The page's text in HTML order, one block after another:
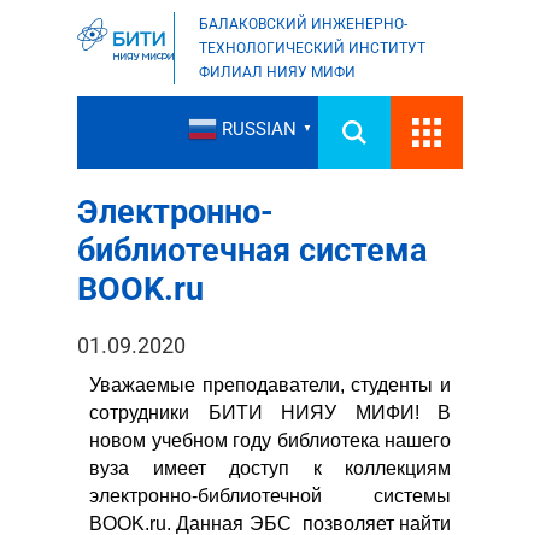
БАЛАКОВСКИЙ ИНЖЕНЕРНО-
ТЕХНОЛОГИЧЕСКИЙ ИНСТИТУТ
ФИЛИАЛ НИЯУ МИФИ
RUSSIAN ▼
Электронно-
библиотечная система
BOOK.ru
01.09.2020
Уважаемые преподаватели, студенты и
сотрудники БИТИ НИЯУ МИФИ! В
новом учебном году библиотека нашего
вуза имеет доступ к коллекциям
электронно-библиотечной системы
BOOK.ru. Данная ЭБС позволяет найти